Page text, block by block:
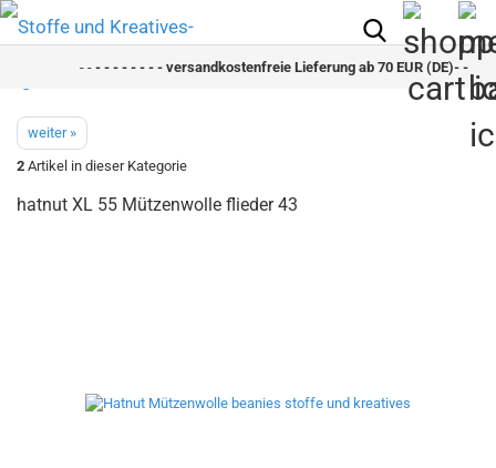
- -- - - - - - - - versandkostenfreie Lieferung ab 70 EUR (DE)- - - - -
weiter »
2 Artikel in dieser Kategorie
hatnut XL 55 Mützenwolle flieder 43